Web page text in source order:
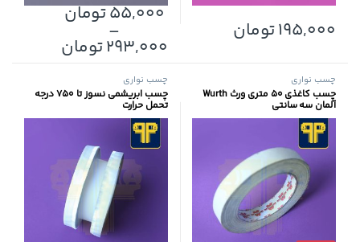
195,000تومان
55,000تومان
–
293,000تومان
این محصول دارای انواع مختلفی
چسب نواری
چسب کاغذی ۵۰ متری ورث Wurth
آلمان سه سانتی
چسب نواری
چسب ابریشمی نسوز تا ۷۵۰ درجه
تحمل حرارت